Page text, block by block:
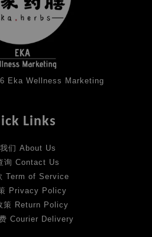
Eka Wellness Marketing
Links
们 About Us
询 Contact Us
Term of Service
Privacy Policy
策 Return Policy
Courier Delivery